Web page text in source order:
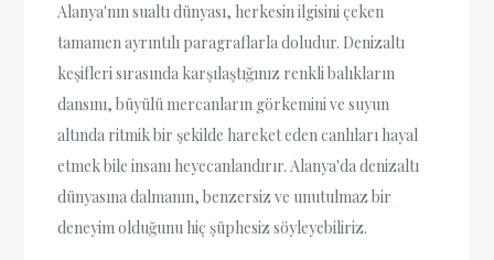
Alanya'nın sualtı dünyası, herkesin ilgisini çeken
tamamen ayrıntılı paragraflarla doludur. Denizaltı
keşifleri sırasında karşılaştığınız renkli balıkların
dansını, büyülü mercanların görkemini ve suyun
altında ritmik bir şekilde hareket eden canlıları hayal
etmek bile insanı heyecanlandırır. Alanya'da denizaltı
dünyasına dalmanın, benzersiz ve unutulmaz bir
deneyim olduğunu hiç şüphesiz söyleyebiliriz.